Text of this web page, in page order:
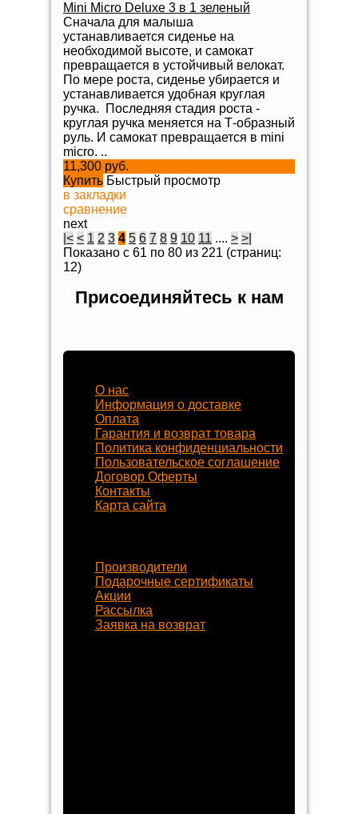
Mini Micro Deluxe 3 в 1 зеленый
Сначала для малыша
устанавливается сиденье на
необходимой высоте, и самокат
превращается в устойчивый велокат.
По мере роста, сиденье убирается и
устанавливается удобная круглая
ручка. Последняя стадия роста -
круглая ручка меняется на Т-образный
руль. И самокат превращается в mini
micro. ..
11,300 руб.
Купить Быстрый просмотр
в закладки
сравнение
next
|< < 1 2 3 4 5 6 7 8 9 10 11 .... > >|
Показано с 61 по 80 из 221 (страниц:
12)
Присоединяйтесь к нам
Наш магазин
О нас
Информация о доставке
Оплата
Гарантия и возврат товара
Политика конфиденциальности
Пользовательское соглашение
Договор Оферты
Контакты
Карта сайта
Производители
Подарочные сертификаты
Акции
Рассылка
Заявка на возврат